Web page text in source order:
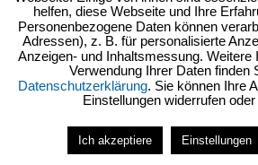
Kontakt Anfahrt Impressum/
helfen, diese Webseite und Ihre
Personenbezogene Daten können
Adressen), z. B. für personalisierte
Anzeigen- und Inhaltsmessung. Weitere
Verwendung Ihrer Daten finden
Datenschutzerklärung. Sie können Ihre
Einstellungen widerrufen
Ich akzeptiere Einstellungen